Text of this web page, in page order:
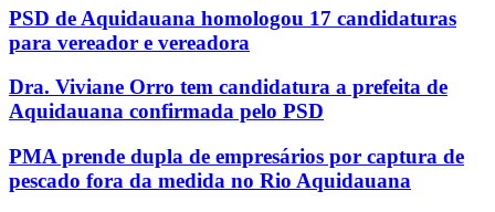
PSD de Aquidauana homologou 17 candidaturas
para vereador e vereadora
Dra. Viviane Orro tem candidatura a prefeita de
Aquidauana confirmada pelo PSD
PMA prende dupla de empresários por captura de
pescado fora da medida no Rio Aquidauana